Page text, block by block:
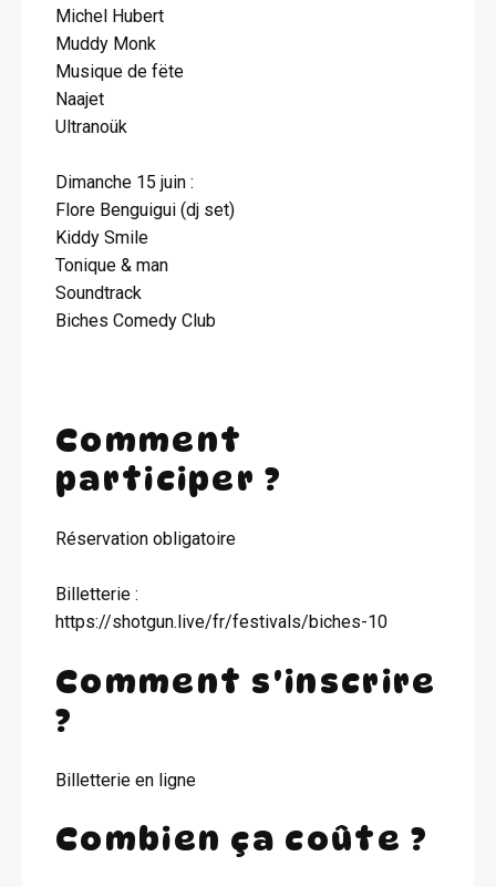
Michel Hubert
Muddy Monk
Musique de fëte
Naajet
Ultranoük
Dimanche 15 juin :
Flore Benguigui (dj set)
Kiddy Smile
Tonique & man
Soundtrack
Biches Comedy Club
Comment
participer ?
Réservation obligatoire
Billetterie :
https://shotgun.live/fr/festivals/biches-10
Comment s'inscrire
?
Billetterie en ligne
Combien ça coûte ?